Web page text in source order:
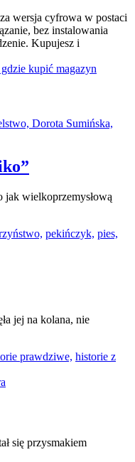
wersja cyfrowa w postaci
bez instalowania
Kupujesz i
kupić magazyn
jak wielkoprzemysłową
pekińczyk, pies,
jej na kolana, nie
prawdziwe, historie z
się przysmakiem